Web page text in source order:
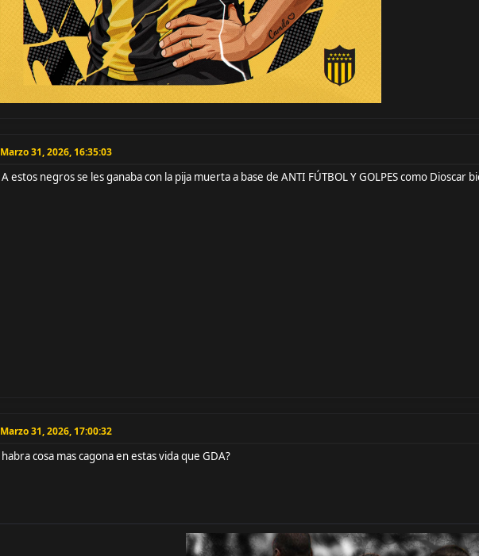
Marzo 31, 2026, 16:35:03
A estos negros se les ganaba con la pija muerta a base de ANTI FÚTBOL Y GOLPES como Dioscar
Marzo 31, 2026, 17:00:32
habra cosa mas cagona en estas vida que GDA?